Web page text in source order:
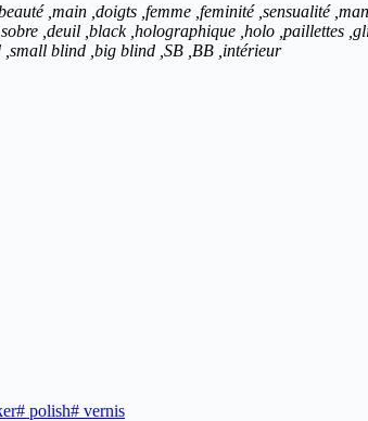
,main ,doigts ,femme ,feminité ,sensualité
,deuil ,black ,holographique ,holo ,paillettes
,small blind ,big blind ,SB ,BB ,intérieur
# polish# vernis